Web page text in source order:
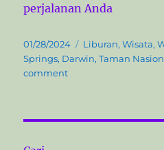
perjalanan Anda
P
o
s
n
01/28/2024
C
a
Liburan,Wisata,
Springs, Darwin,Taman
commento